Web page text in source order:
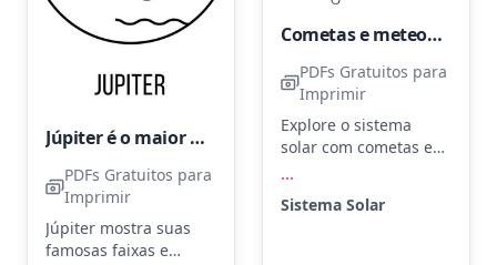
Júpiter é o maior planeta do sistema solar.
PDFs Gratuitos para
Imprimir
Júpiter mostra suas
famosas faixas e
Cometas e meteoróides atravessam o espaço do sistema solar
PDFs Gratuitos para
Imprimir
Explore o sistema
solar com cometas e
espaço. Dê vida aos
...
Sistema Solar